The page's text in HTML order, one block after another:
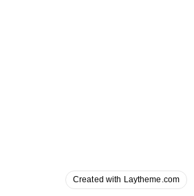
Created with Laytheme.com